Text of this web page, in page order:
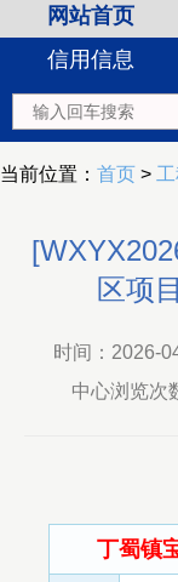
网站首页
信用信息
当前位置： 首页 >
区项
时间：2026-
中心浏览次
丁蜀镇